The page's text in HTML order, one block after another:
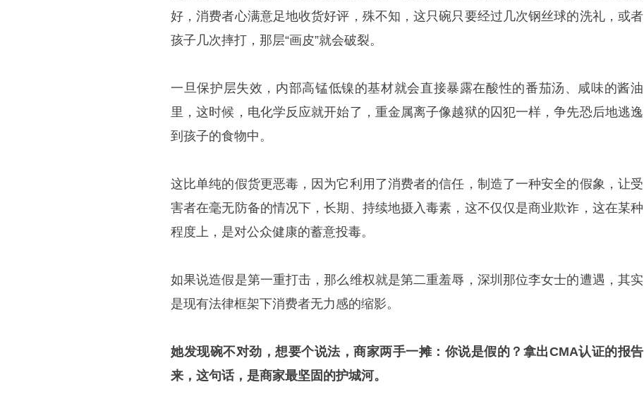
好，消费者心满意足地收货好评，殊不知，这只碗只要经过几次钢丝球的洗礼，或者
孩子几次摔打，那层“画皮”就会破裂。
一旦保护层失效，内部高锰低镍的基材就会直接暴露在酸性的番茄汤、咸味的酱油
里，这时候，电化学反应就开始了，重金属离子像越狱的囚犯一样，争先恐后地逃逸
到孩子的食物中。
这比单纯的假货更恶毒，因为它利用了消费者的信任，制造了一种安全的假象，让受
害者在毫无防备的情况下，长期、持续地摄入毒素，这不仅仅是商业欺诈，这在某种
程度上，是对公众健康的蓄意投毒。
如果说造假是第一重打击，那么维权就是第二重羞辱，深圳那位李女士的遭遇，其实
是现有法律框架下消费者无力感的缩影。
她发现碗不对劲，想要个说法，商家两手一摊：你说是假的？拿出CMA认证的报告
来，这句话，是商家最坚固的护城河。